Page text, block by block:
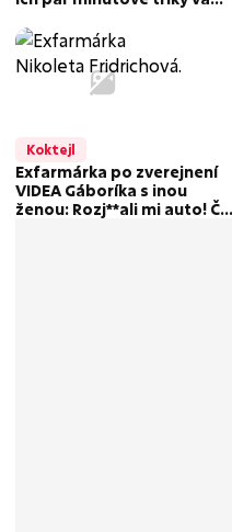
Koktejl
Exfarmárka po zverejnení
VIDEA Gáboríka s inou
ženou: Rozj**ali mi auto! Čo